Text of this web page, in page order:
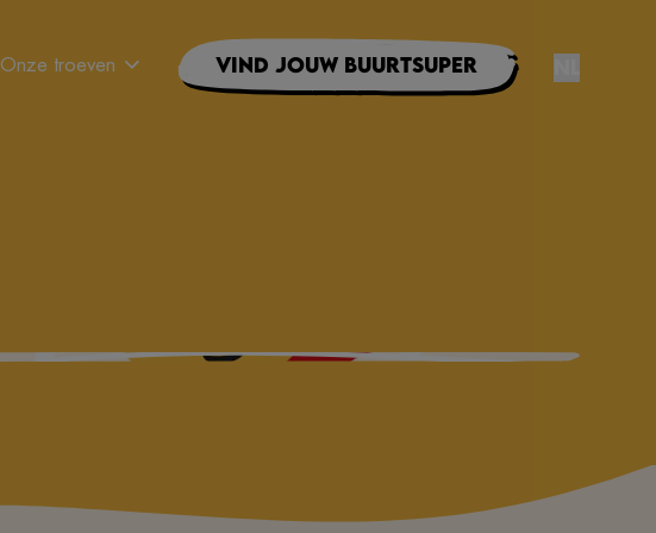
Onze troeven Vind jouw buurtsuper